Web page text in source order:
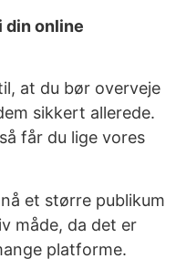
din online
at du bør overveje
sikkert allerede.
får du lige vores
et større publikum
måde, da det er
platforme.